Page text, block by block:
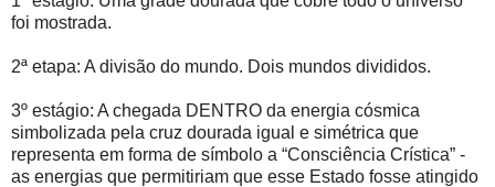
foi mostrada.
2ª etapa: A divisão do mundo. Dois mundos divididos.
3º estágio: A chegada DENTRO da energia cósmica
simbolizada pela cruz dourada igual e simétrica que
representa em forma de símbolo a “Consciência Crística” -
as energias que permitiriam que esse Estado fosse atingido